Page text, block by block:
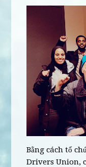
Bằng cách tổ
Drivers Union,